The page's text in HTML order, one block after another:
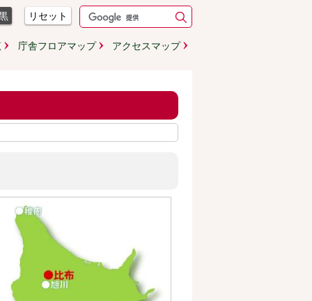
リセット
庁舎フロアマップ アクセスマップ